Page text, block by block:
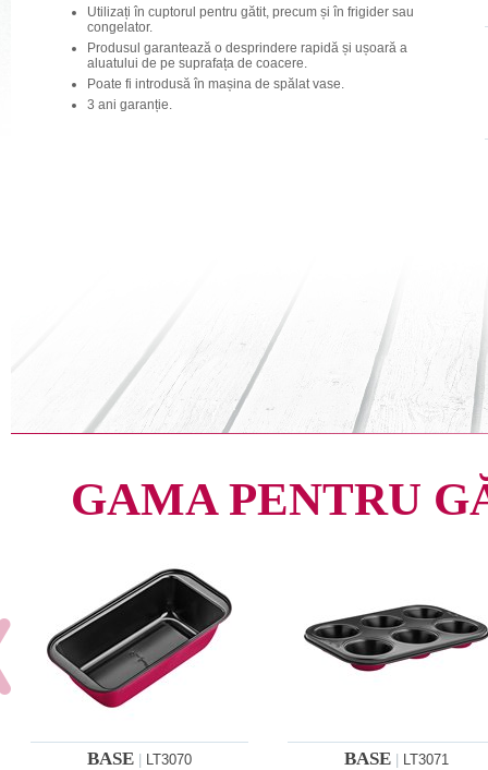
Utilizați în cuptorul pentru gătit, precum și în frigider sau
congelator.
Produsul garantează o desprindere rapidă și ușoară a
aluatului de pe suprafața de coacere.
Poate fi introdusă în mașina de spălat vase.
3 ani garanție.
GAMA PENTRU
BASE LT3070 BASE LT3071